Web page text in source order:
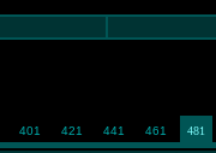
401 421 441 461 481